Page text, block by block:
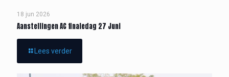
18 jun 2026
Aanstellingen AC finaledag 27 Juni
Lees verder